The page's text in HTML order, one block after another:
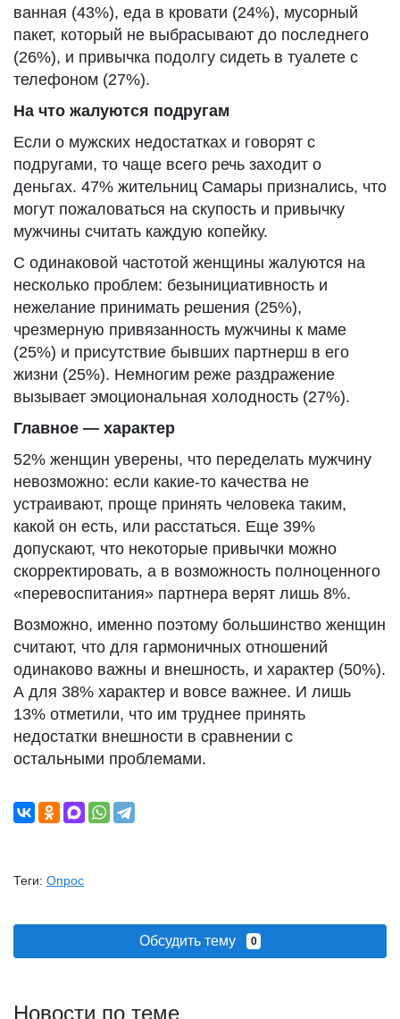
ванная (43%), еда в кровати (24%), мусорный
пакет, который не выбрасывают до последнего
(26%), и привычка подолгу сидеть в туалете с
телефоном (27%).
На что жалуются подругам
Если о мужских недостатках и говорят с
подругами, то чаще всего речь заходит о
деньгах. 47% жительниц Самары признались, что
могут пожаловаться на скупость и привычку
мужчины считать каждую копейку.
С одинаковой частотой женщины жалуются на
несколько проблем: безынициативность и
нежелание принимать решения (25%),
чрезмерную привязанность мужчины к маме
(25%) и присутствие бывших партнерш в его
жизни (25%). Немногим реже раздражение
вызывает эмоциональная холодность (27%).
Главное — характер
52% женщин уверены, что переделать мужчину
невозможно: если какие-то качества не
устраивают, проще принять человека таким,
какой он есть, или расстаться. Еще 39%
допускают, что некоторые привычки можно
скорректировать, а в возможность полноценного
«перевоспитания» партнера верят лишь 8%.
Возможно, именно поэтому большинство женщин
считают, что для гармоничных отношений
одинаково важны и внешность, и характер (50%).
А для 38% характер и вовсе важнее. И лишь
13% отметили, что им труднее принять
недостатки внешности в сравнении с
остальными проблемами.
Теги: Опрос
Обсудить тему 0
Новости по теме